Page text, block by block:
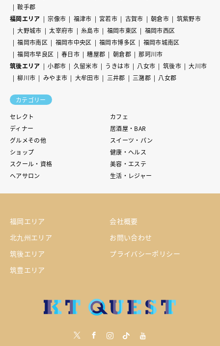
鞍手郡
福岡エリア
宗像市 福津市 宮若市 古賀市 朝倉市
筑紫野市
大野城市
太宰府市 糸島市 福岡市東区
福岡市西区
福岡市南区
福岡市中央区 福岡市博多区
福岡市城南区
福岡市早良区
春日市 糟屋郡 朝倉郡
那珂川市
筑後エリア
小郡市 久留米市 うきは市 八女市 筑後市
大川市
柳川市
みやま市 大牟田市 三井郡 三潴郡 八女郡
カテゴリー
セレクト
カフェ
ディナー
居酒屋・BAR
グルメその他
スイーツ・パン
ショップ
健康・ヘルス
スクール・資格
美容・エステ
ヘアサロン
生活・レジャー
福岡エリア
北九州エリア
筑後エリア
筑豊エリア
会社概要
お問い合わせ
プライバシーポリシー
Instagramtiktock youtube